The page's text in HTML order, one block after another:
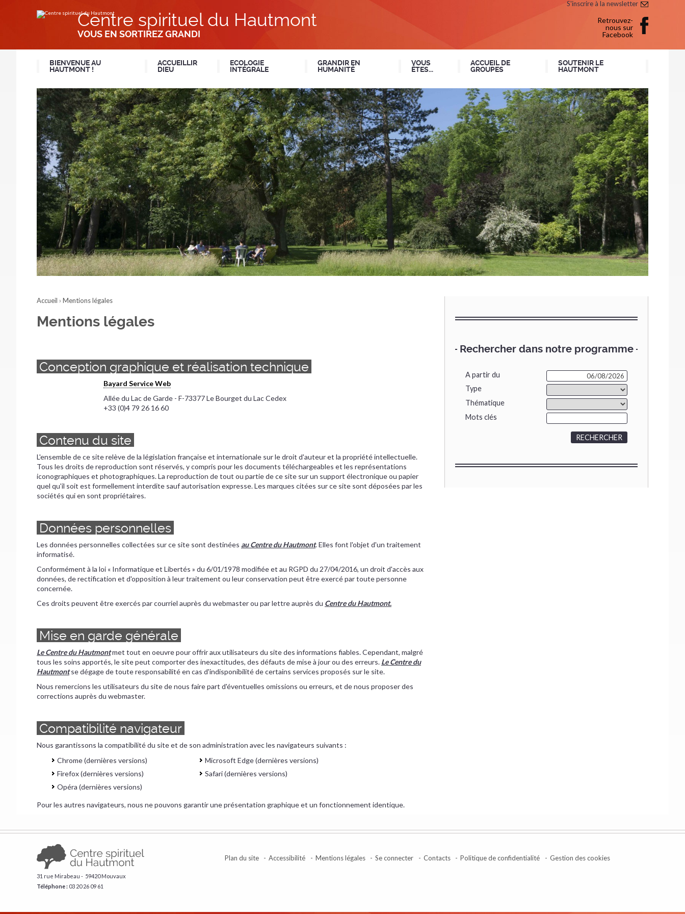
contenu.
S'inscrire à la newsletter
Retrouvez-
nous sur
Facebook
Centre spirituel du Hautmont
VOUS EN SORTIREZ GRANDI
BIENVENUE AU
HAUTMONT !
ACCUEILLIR
DIEU
ECOLOGIE
INTÉGRALE
GRANDIR EN
HUMANITÉ
VOUS
ÊTES...
ACCUEIL DE
GROUPES
SOUTENIR LE
HAUTMONT
Accueil › Mentions légales
Rechercher dans notre programme
A partir du
Type
Thématique
Mots clés
Mentions légales
Conception graphique et réalisation technique
Bayard Service Web
Allée du Lac de Garde - F-73377 Le Bourget du Lac Cedex
+33 (0)4 79 26 16 60
Contenu du site
L'ensemble de ce site relève de la législation française et internationale sur le droit d'auteur et la propriété intellectuelle.
Tous les droits de reproduction sont réservés, y compris pour les documents téléchargeables et les représentations
iconographiques et photographiques. La reproduction de tout ou partie de ce site sur un support électronique ou papier
quel qu'il soit est formellement interdite sauf autorisation expresse. Les marques citées sur ce site sont déposées par les
sociétés qui en sont propriétaires.
Données personnelles
Les données personnelles collectées sur ce site sont destinées au Centre du Hautmont. Elles font l'objet d'un traitement
informatisé.
Conformément à la loi « Informatique et Libertés » du 6/01/1978 modifiée et au RGPD du 27/04/2016, un droit d'accès aux
données, de rectification et d'opposition à leur traitement ou leur conservation peut être exercé par toute personne
concernée.
Ces droits peuvent être exercés par courriel auprès du webmaster ou par lettre auprès du Centre du Hautmont.
Mise en garde générale
Le Centre du Hautmontmet tout en oeuvre pour offrir aux utilisateurs du site des informations fiables. Cependant, malgré
tous les soins apportés, le site peut comporter des inexactitudes, des défauts de mise à jour ou des erreurs. Le Centre du
Hautmontse dégage de toute responsabilité en cas d'indisponibilité de certains services proposés sur le site.
Nous remercions les utilisateurs du site de nous faire part d'éventuelles omissions ou erreurs, et de nous proposer des
corrections auprès du webmaster.
Compatibilité navigateur
Nous garantissons la compatibilité du site et de son administration avec les navigateurs suivants :
Chrome (dernières versions)
Microsoft Edge (dernières versions)
Firefox (dernières versions)
Safari (dernières versions)
Opéra (dernières versions)
Pour les autres navigateurs, nous ne pouvons garantir une présentation graphique et un fonctionnement identique.
31 rue Mirabeau - 59420 Mouvaux
Téléphone : ​03 20 26 09 61
Plan du site Accessibilité Mentions légales Se connecter Contacts Politique de confidentialité Gestion des cookies